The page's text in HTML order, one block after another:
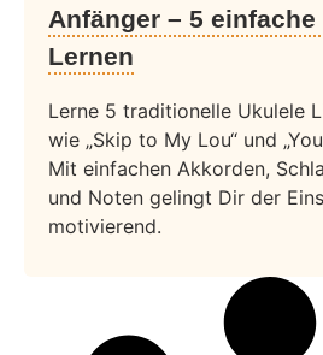
Anfänger – 5
Lernen
Lerne 5 traditionelle Ukulele
wie „Skip to My Lou“ und
Mit einfachen Akkorden,
und Noten gelingt Dir der
motivierend.